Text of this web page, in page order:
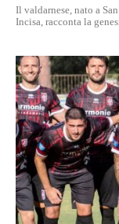
Il valdarnese, nato a
Incisa, racconta la